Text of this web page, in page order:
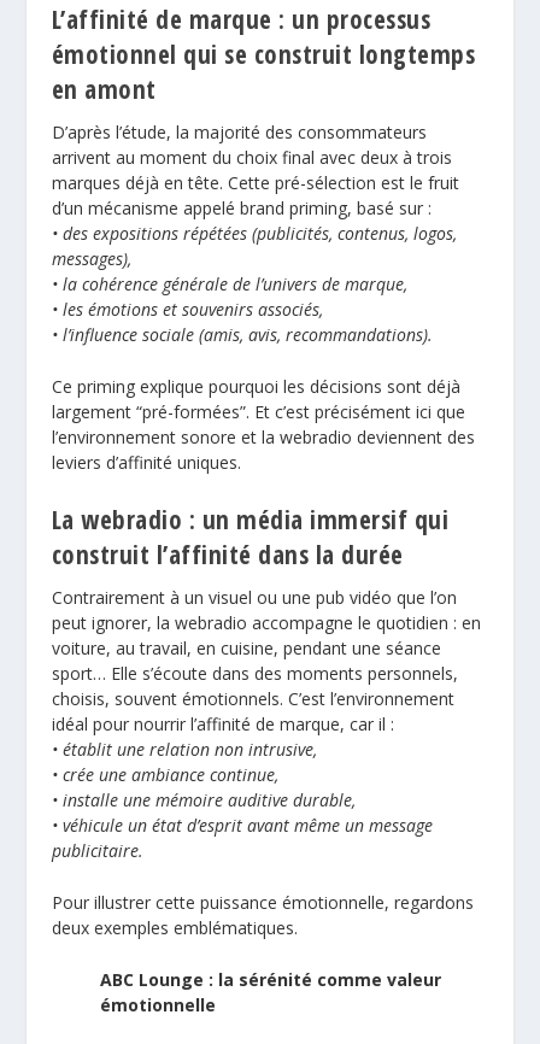
L’affinité de marque : un processus
émotionnel qui se construit longtemps
en amont
D’après l’étude, la majorité des consommateurs
arrivent au moment du choix final avec deux à trois
marques déjà en tête. Cette pré-sélection est le fruit
d’un mécanisme appelé brand priming, basé sur :
• des expositions répétées (publicités, contenus, logos,
messages),
• la cohérence générale de l’univers de marque,
• les émotions et souvenirs associés,
• l’influence sociale (amis, avis, recommandations).
Ce priming explique pourquoi les décisions sont déjà
largement “pré-formées”. Et c’est précisément ici que
l’environnement sonore et la webradio deviennent des
leviers d’affinité uniques.
La webradio : un média immersif qui
construit l’affinité dans la durée
Contrairement à un visuel ou une pub vidéo que l’on
peut ignorer, la webradio accompagne le quotidien : en
voiture, au travail, en cuisine, pendant une séance
sport… Elle s’écoute dans des moments personnels,
choisis, souvent émotionnels. C’est l’environnement
idéal pour nourrir l’affinité de marque, car il :
• établit une relation non intrusive,
• crée une ambiance continue,
• installe une mémoire auditive durable,
• véhicule un état d’esprit avant même un message
publicitaire.
Pour illustrer cette puissance émotionnelle, regardons
deux exemples emblématiques.
ABC Lounge : la sérénité comme valeur
émotionnelle